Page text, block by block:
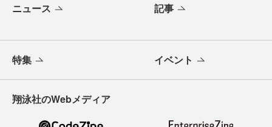
ニュース 記事
特集 イベント
翔泳社のWebメディア